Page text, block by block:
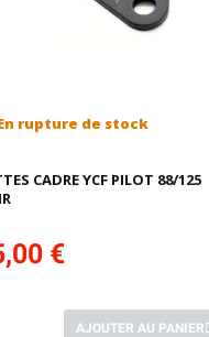
rupture de stock
CADRE YCF PILOT 88/125
€
AJOUTER AU PANIER